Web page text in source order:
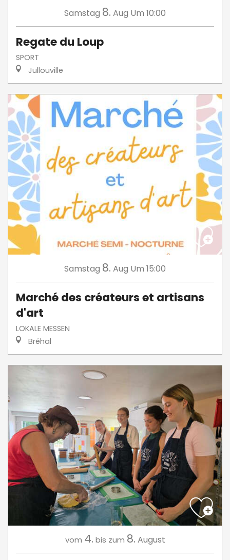
Samstag 8. Aug Um 10:00
Regate du Loup
SPORT
Jullouville
Samstag 8. Aug Um 15:00
Marché des créateurs et artisans
d'art
LOKALE MESSEN
Bréhal
vom 4. bis zum 8. August